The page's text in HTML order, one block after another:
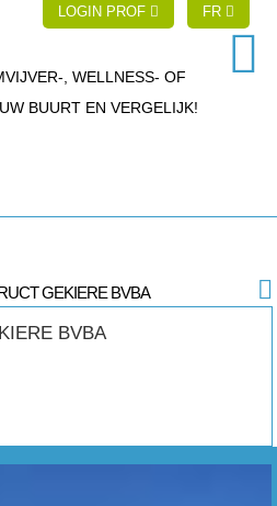
LOGIN PROF FR
, WELLNESS- OF
BUURT EN VERGELIJK!
GEKIERE BVBA
BVBA